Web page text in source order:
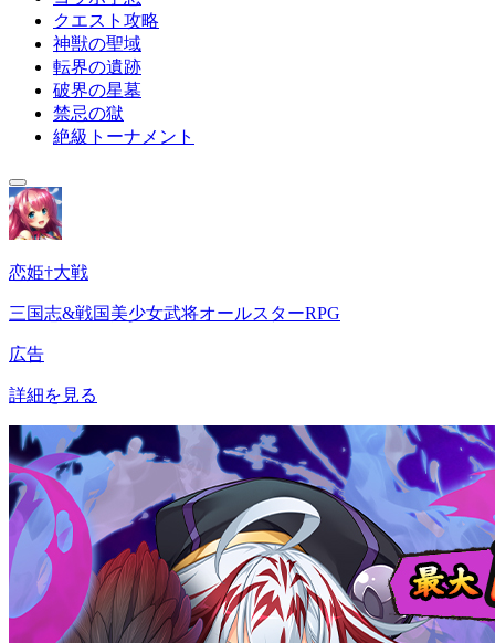
クエスト攻略
神獣の聖域
転界の遺跡
破界の星墓
禁忌の獄
絶級トーナメント
恋姫†大戦
三国志&戦国美少女武将オールスターRPG
広告
詳細を見る